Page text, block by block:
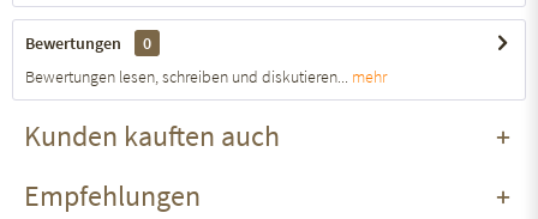
Bewertungen
0
Bewertungen lesen, schreiben und diskutieren... mehr
Kunden kauften auch
Empfehlungen